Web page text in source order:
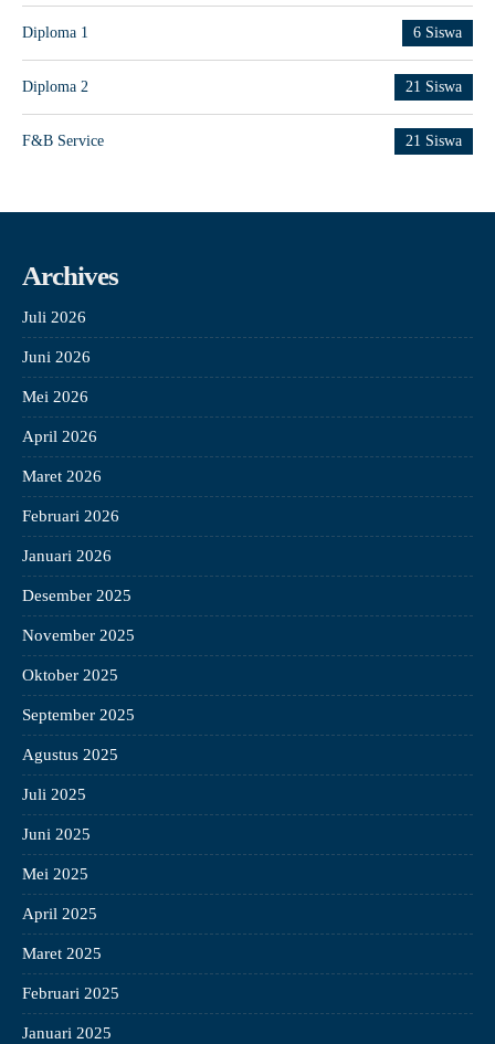
Diploma 1 6 Siswa
Diploma 2 21 Siswa
F&B Service 21 Siswa
Archives
Juli 2026
Juni 2026
Mei 2026
April 2026
Maret 2026
Februari 2026
Januari 2026
Desember 2025
November 2025
Oktober 2025
September 2025
Agustus 2025
Juli 2025
Juni 2025
Mei 2025
April 2025
Maret 2025
Februari 2025
Januari 2025